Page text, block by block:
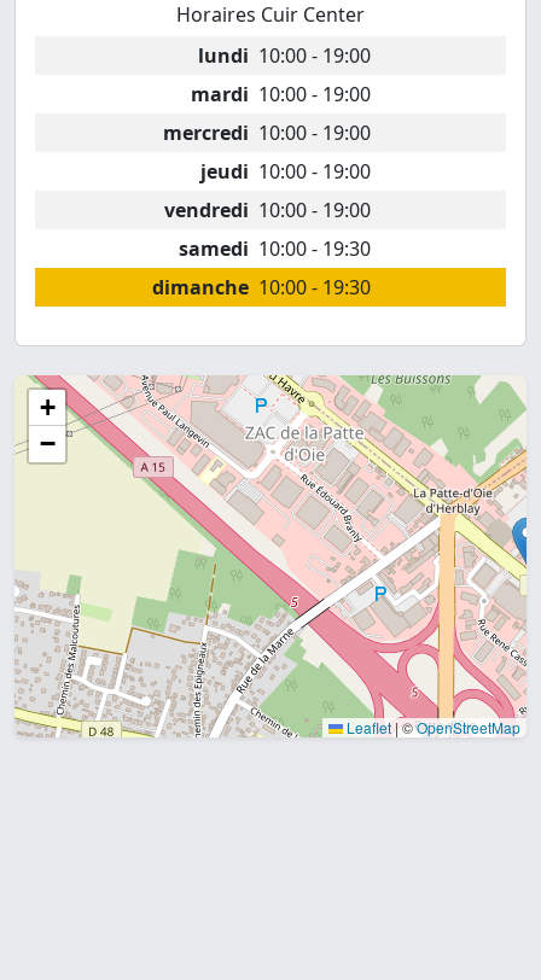
Horaires Cuir Center
lundi 10:00 - 19:00
mardi 10:00 - 19:00
mercredi 10:00 - 19:00
jeudi 10:00 - 19:00
vendredi 10:00 - 19:00
samedi 10:00 - 19:30
dimanche 10:00 - 19:30
+
−
Leaflet|©OpenStreetMap